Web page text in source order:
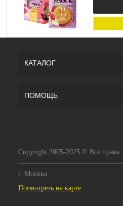
КАТАЛОГ
ПОМОЩЬ
Copyright 2005-2025 © Все
г. Москва
Посмотреть на карте